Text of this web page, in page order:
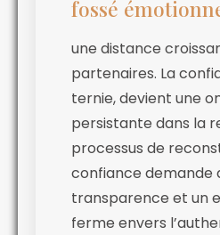
fossé
une distance
partenaires. La
ternie, devient une
persistante dans la
processus de
confiance demande
transparence et un
ferme envers